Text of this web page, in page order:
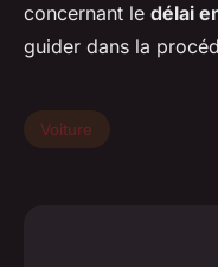
concernant le délai
guider dans la
Voiture